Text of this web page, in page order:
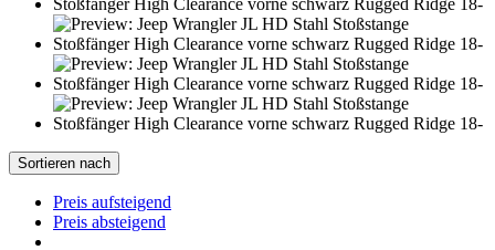
Sortieren nach
Preis aufsteigend
Preis absteigend